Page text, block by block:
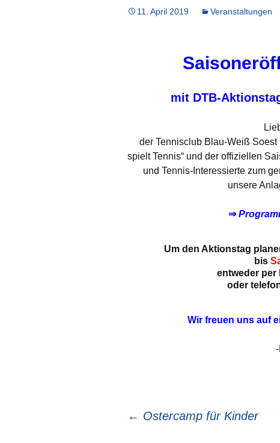
11. April 2019 Veranstaltungen
mit DTB-
der Tennisclub Blau-Weiß
spielt Tennis“ und der offiziellen
und Tennis-Interessierte zum
unsere
⇒
Um den Aktionstag
bis
entweder per
oder
Wir freuen uns auf
Beitragsnavigation
← Ostercamp für Kinder